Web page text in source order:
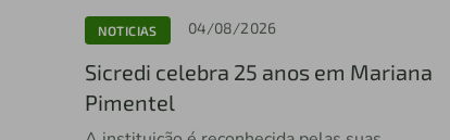
NOTICIAS 04/08/2026
Sicredi celebra 25 anos em Mariana
Pimentel